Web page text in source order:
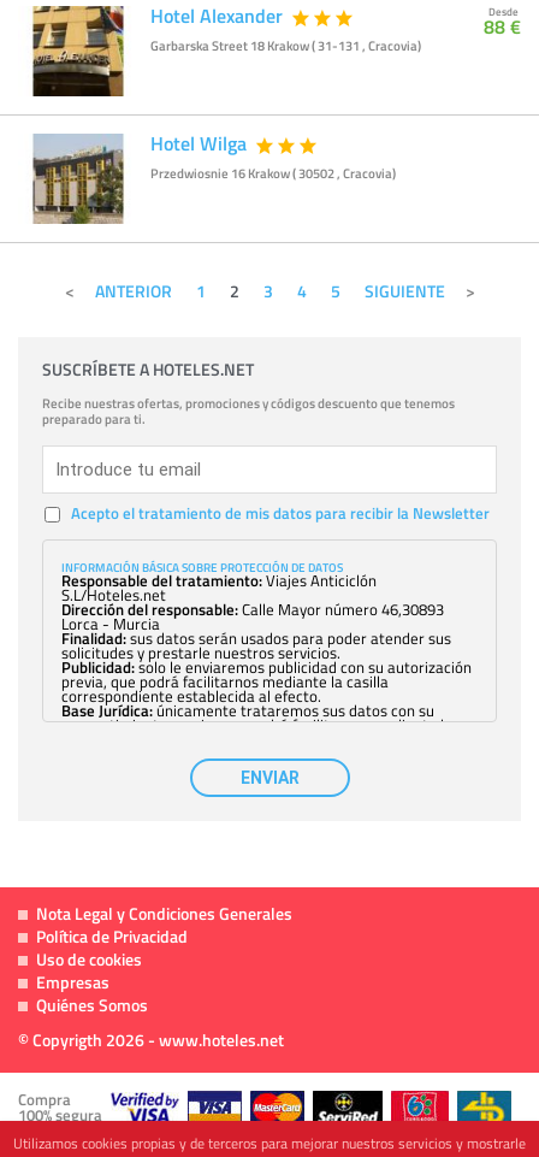
Hotel Alexander
Garbarska Street 18 Krakow ( 31-131 , Cracovia)
Desde
88 €
Hotel Wilga
Przedwiosnie 16 Krakow ( 30502 , Cracovia)
ANTERIOR 1 2 3 4 5 SIGUIENTE
SUSCRÍBETE A HOTELES.NET
Recibe nuestras ofertas, promociones y códigos descuento que tenemos
preparado para ti.
Acepto el tratamiento de mis datos para recibir la Newsletter
INFORMACIÓN BÁSICA SOBRE PROTECCIÓN DE DATOS
Responsable del tratamiento:Viajes Anticiclón
S.L/Hoteles.net
Dirección del responsable:Calle Mayor número 46,30893
Lorca - Murcia
Finalidad:sus datos serán usados para poder atender sus
solicitudes y prestarle nuestros servicios.
Publicidad:solo le enviaremos publicidad con su autorización
previa, que podrá facilitarnos mediante la casilla
correspondiente establecida al efecto.
Base Jurídica:únicamente trataremos sus datos con su
consentimiento previo, que podrá facilitarnos mediante la
con carácter general, sólo el personal de
nuestra entidad que esté debidamente autorizado podrá
tener conocimiento de la información que le pedimos. No se
comunicarán datos a terceros.
política de privacidad
ENVIAR
Nota Legal y Condiciones Generales
Política de Privacidad
Uso de cookies
Empresas
Quiénes Somos
© Copyrigth 2026 - www.hoteles.net
Compra
100% segura
Utilizamos cookies propias y de terceros para mejorar nuestros servicios y mostrarle